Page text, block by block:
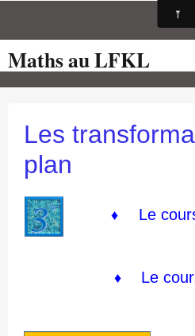
Page d'accueil
Pour les Profs
auto-évaluations
TICE
Sujets de bac
Programmes officiels
Maths au LFKL
Les
plan
♦ Le
♦ Le